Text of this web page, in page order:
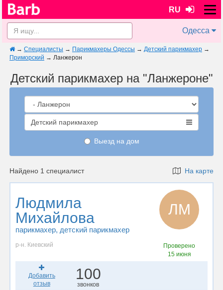
RU
Одесса
→ Специалисты → Парикмахеры Одессы → Детский парикмахер →
Приморский → Ланжерон
Детский парикмахер на "Ланжероне"
Детский парикмахер
Выезд на дом
Найдено 1 специалист На карте
Людмила
Михайлова
парикмахер, детский парикмахер
ЛМ
р-н. Киевский
Проверено
15 июня
Добавить
отзыв
100
звонков